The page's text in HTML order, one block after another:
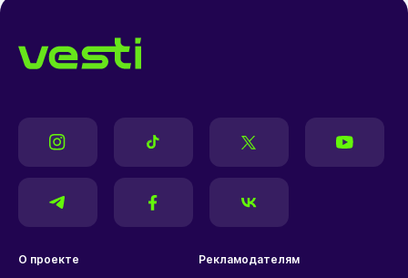
О проекте Рекламодателям